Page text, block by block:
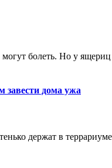
болеть. Но у
завести дома ужа
держат в